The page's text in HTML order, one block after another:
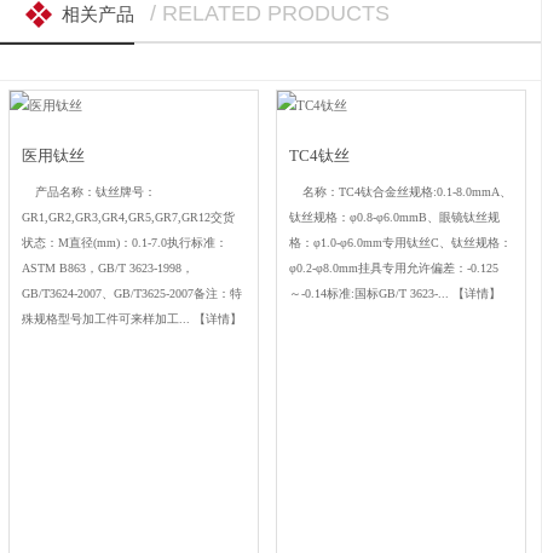
相关产品 / RELATED PRODUCTS
医用钛丝
产品名称：钛丝牌号：
GR1,GR2,GR3,GR4,GR5,GR7,GR12交货
状态：M直径(mm)：0.1-7.0执行标准：
ASTM B863，GB/T 3623-1998，
GB/T3624-2007、GB/T3625-2007备注：特
殊规格型号加工件可来样加工...
【详情】
TC4钛丝
名称：TC4钛合金丝规格:0.1-8.0mmA、
钛丝规格：φ0.8-φ6.0mmB、眼镜钛丝规
格：φ1.0-φ6.0mm专用钛丝C、钛丝规格：
φ0.2-φ8.0mm挂具专用允许偏差：-0.125
～-0.14标准:国标GB/T 3623-...
【详情】